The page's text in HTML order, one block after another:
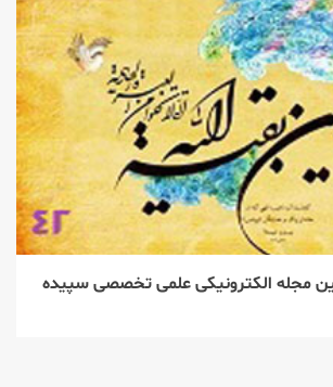
مجله الكترونیكی علمی تخصصی سپیده